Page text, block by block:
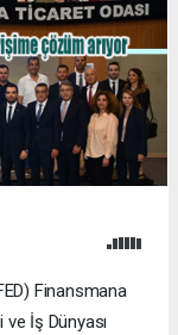
Finansmana
İş Dünyası